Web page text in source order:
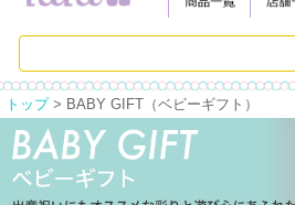
トップ> BABY GIFT（ベビーギフト）